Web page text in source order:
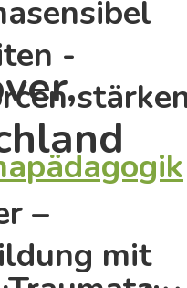
-
–
mit